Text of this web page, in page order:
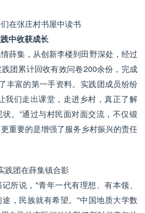
在张庄村书屋中读书
中收获成长
薛集，从创新李楼到田野深处，经过
团累计回收有效问卷200余份，完成
丰富的第一手资料。实践团成员纷纷
我们走出课堂，走进乡村，真正了解
。”通过与村民面对面交流，不仅锻
重要的是增强了服务乡村振兴的责任
践团在薛集镇合影
所说，"青年一代有理想、有本领、
，民族就有希望。"中国地质大学数